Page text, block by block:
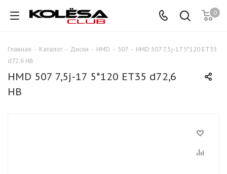
0
Главная - Каталог - Диски - HMD - 507 - HMD 507 7,5j-17 5*120 ET35
d72,6 HB
HMD 507 7,5j-17 5*120 ET35 d72,6
HB